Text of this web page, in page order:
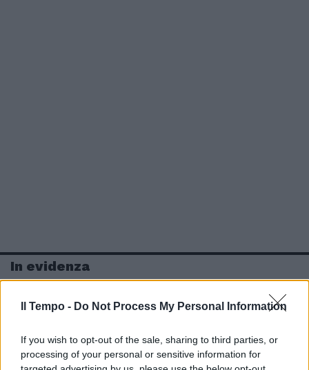
Il Tempo - Do Not Process My Personal Information
If you wish to opt-out of the sale, sharing to third parties, or
processing of your personal or sensitive information for
In evidenza